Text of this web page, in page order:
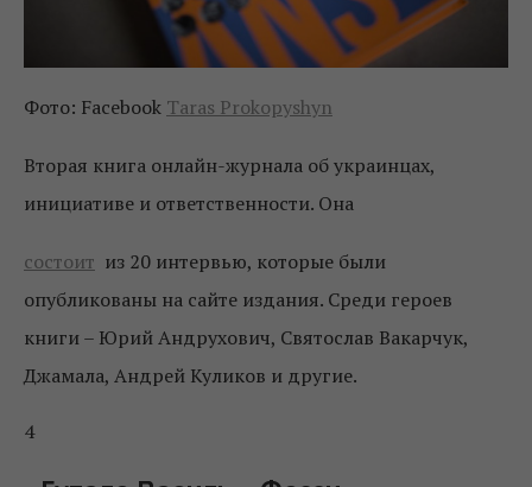
Фото: Facebook Taras Prokopyshyn
Вторая книга онлайн-журнала об украинцах,
инициативе и ответственности. Она
состоит из 20 интервью, которые были
опубликованы на сайте издания. Среди героев
книги – Юрий Андрухович, Святослав Вакарчук,
Джамала, Андрей Куликов и другие.
4